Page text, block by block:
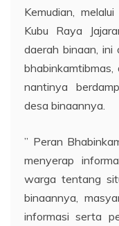
Kemudian,
Kubu Raya
daerah binaan, ini
nantinya
desa binaannya.
” Peran
menyerap
warga tentang
binaannya,
informasi serta